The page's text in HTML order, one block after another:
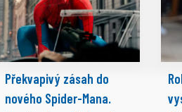
Překvapivý zásah do
nového Spider-Mana.